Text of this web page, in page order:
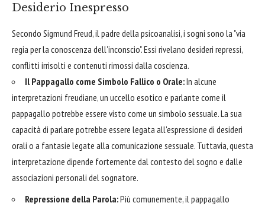
Desiderio Inespresso
Secondo Sigmund Freud, il padre della psicoanalisi, i sogni sono la "via
regia per la conoscenza dell'inconscio". Essi rivelano desideri repressi,
conflitti irrisolti e contenuti rimossi dalla coscienza.
Il Pappagallo come Simbolo Fallico o Orale:In alcune
interpretazioni freudiane, un uccello esotico e parlante come il
pappagallo potrebbe essere visto come un simbolo sessuale. La sua
capacità di parlare potrebbe essere legata all'espressione di desideri
orali o a fantasie legate alla comunicazione sessuale. Tuttavia, questa
interpretazione dipende fortemente dal contesto del sogno e dalle
associazioni personali del sognatore.
Repressione della Parola:Più comunemente, il pappagallo